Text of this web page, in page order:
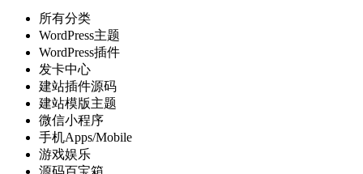
所有分类
WordPress主题
WordPress插件
发卡中心
建站插件源码
建站模版主题
微信小程序
手机Apps/Mobile
游戏娱乐
源码百宝箱